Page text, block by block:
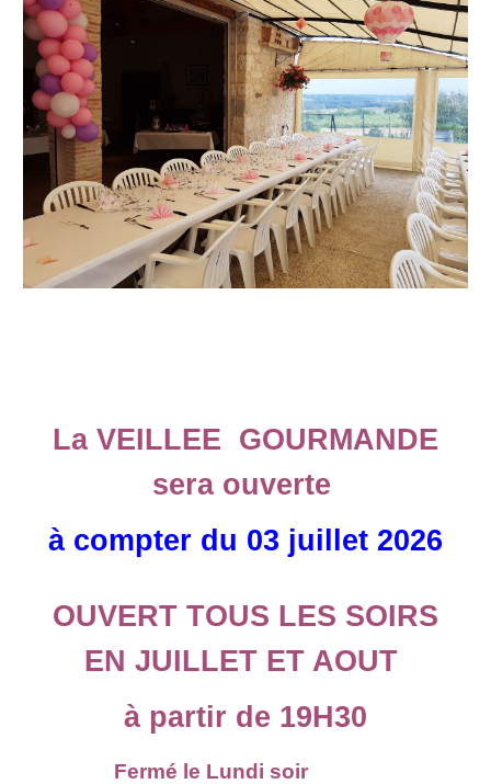
La VEILLEE GOURMANDE
sera ouverte
à compter du 03 juillet 2026
OUVERT TOUS LES SOIRS
EN JUILLET ET AOUT
à partir de 19H30
Fermé le Lundi soir